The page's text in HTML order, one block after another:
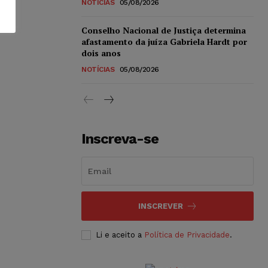
NOTÍCIAS 05/08/2026
Conselho Nacional de Justiça determina
afastamento da juíza Gabriela Hardt por
dois anos
NOTÍCIAS 05/08/2026
Inscreva-se
INSCREVER
Li e aceito a Política de Privacidade.